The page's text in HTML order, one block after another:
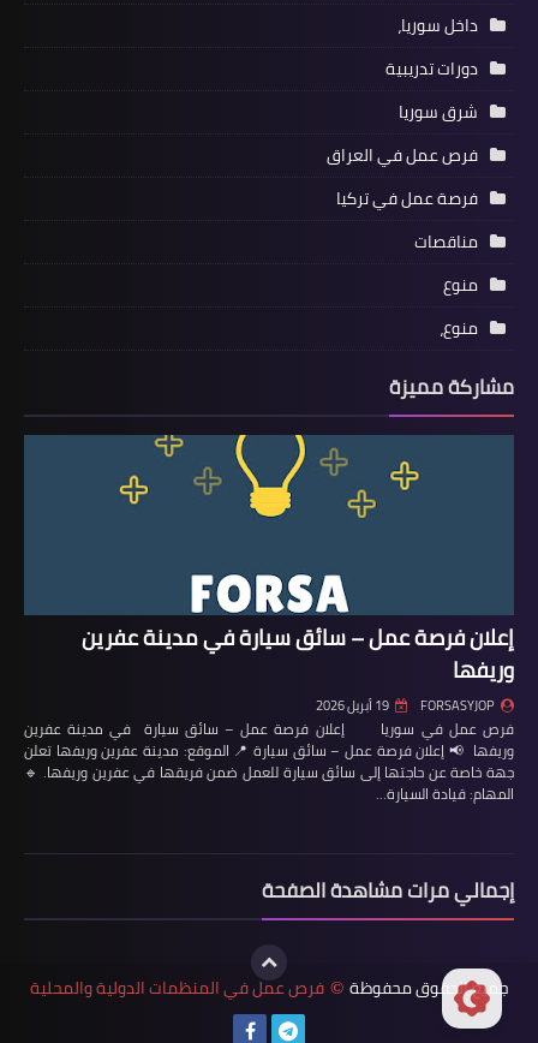
داخل سوريا،
دورات تدريبية
شرق سوريا
فرص عمل في العراق
فرصة عمل في تركيا
مناقصات
منوع
منوع،
مشاركة مميزة
إعلان فرصة عمل – سائق سيارة في مدينة عفرين
وريفها
FORSASYJOP 19 أبريل 2026
فرص عمل في سوريا إعلان فرصة عمل – سائق سيارة في مدينة عفرين
وريفها 📢 إعلان فرصة عمل – سائق سيارة 📍 الموقع: مدينة عفرين وريفها تعلن
جهة خاصة عن حاجتها إلى سائق سيارة للعمل ضمن فريقها في عفرين وريفها. 🔹
المهام: قيادة السيارة…
إجمالي مرات مشاهدة الصفحة
جميع الحقوق محفوظة © فرص عمل في المنظمات الدولية والمحلية